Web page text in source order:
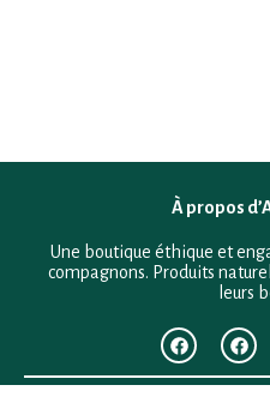
À propos
Une boutique éthique et
compagnons. Produits
leurs